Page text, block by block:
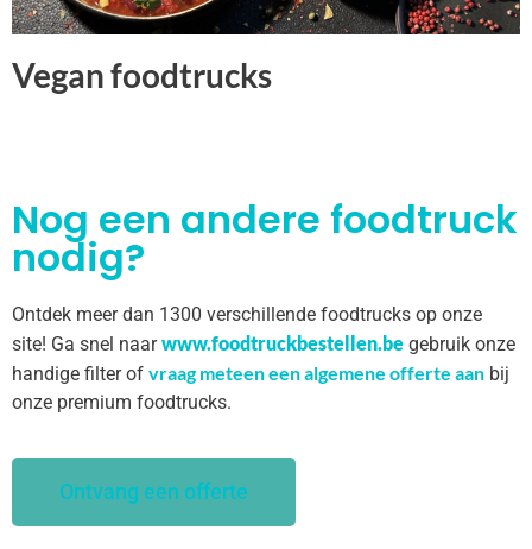
Vegan foodtrucks
Nog een andere foodtruck
nodig?
Ontdek meer dan 1300 verschillende foodtrucks op onze
site! Ga snel naarwww.foodtruckbestellen.be gebruik onze
handige filter of vraag meteen een algemene offerte aan bij
onze premium foodtrucks.
Ontvang een offerte